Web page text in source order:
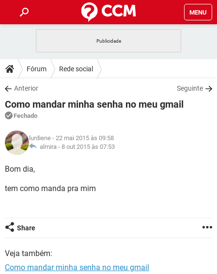
MENU
CELULAR
OUTLOOK
INSTAGRAM GMAIL
GUIA DE COMPRAS
DICAS
JOGOS
OUTLOOK
INSTAGRAM
GUIA DE COMPRAS
DOWNLOADS
JOGOS WHATSAPP
CELULAR
OUTLOOK
INSTAGRAM
GUIA DE COMPRAS
FÓRUM
JOGOS
CELULAR
GLOSSÁRIO
JOGOS
CELULAR
OUTLOOK
Fórum Rede social
Anterior Seguinte
Como mandar minha senha no meu gmail
Fechado
lurdiene - 22 mai 2015 às 09:58
almira - 8 out 2015 às 07:53
Bom dia,
tem como manda pra mim
Share
Veja também:
Como mandar minha senha no meu gmail